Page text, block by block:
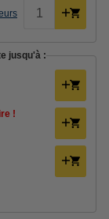
jusqu'à :
!